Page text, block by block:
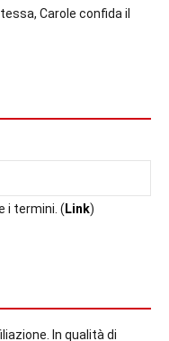
Carole confida il
i termini. ( Link)
In qualità di